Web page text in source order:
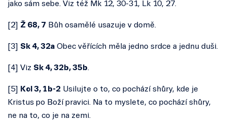
jako sám sebe. Viz též Mk 12, 30-31, Lk 10, 27.
2 Ž 68, 7 Bůh osamělé usazuje v domě.
3 Sk 4, 32a Obec věřících měla jedno srdce a jednu duši.
4 ] Viz Sk 4, 32b, 35b.
[5 Kol 3, 1b-2 Usilujte o to, co pochází shůry, kde je
Kristus po Boží pravici. Na to myslete, co pochází shůry,
ne na to, co je na zemi.